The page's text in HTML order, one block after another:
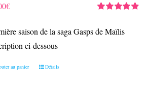
€
saison de la saga Gasps de Maïlis
ci-dessous
au panier Détails